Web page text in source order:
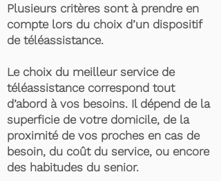
Plusieurs critères sont à prendre en
compte lors du choix d’un dispositif
de téléassistance.
Le choix du meilleur service de
téléassistance correspond tout
d’abord à vos besoins. Il dépend de la
superficie de votre domicile, de la
proximité de vos proches en cas de
besoin, du coût du service, ou encore
des habitudes du senior.